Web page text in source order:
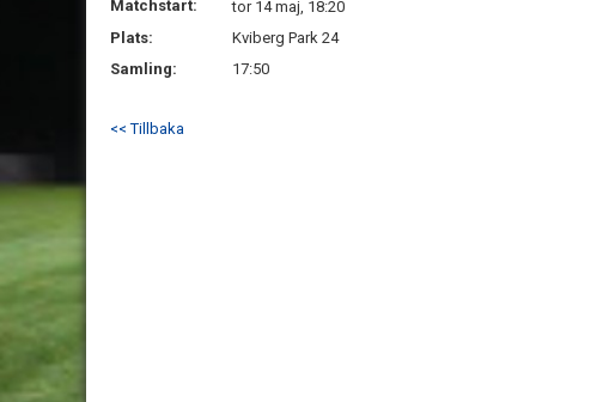
Matchstart:
tor 14 maj, 18:20
Plats:
Kviberg Park 24
Samling:
17:50
<< Tillbaka